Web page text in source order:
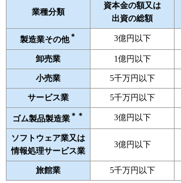
業種分類
資本金の額又は
出資の総額
製造業その他 ＊ 3億円以下
卸売業 1億円以下
小売業 5千万円以下
サービス業 5千万円以下
ゴム製品製造業 ＊＊ 3億円以下
ソフトウェア業又は
情報処理サービス業
3億円以下
旅館業 5千万円以下